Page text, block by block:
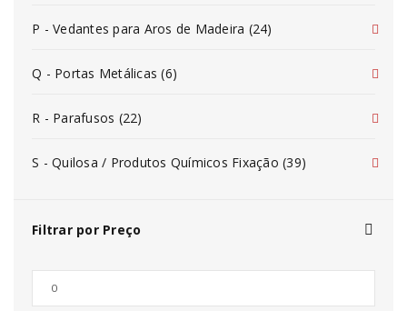
P - Vedantes para Aros de Madeira (24)
Q - Portas Metálicas (6)
R - Parafusos (22)
S - Quilosa / Produtos Químicos Fixação (39)
Filtrar por Preço